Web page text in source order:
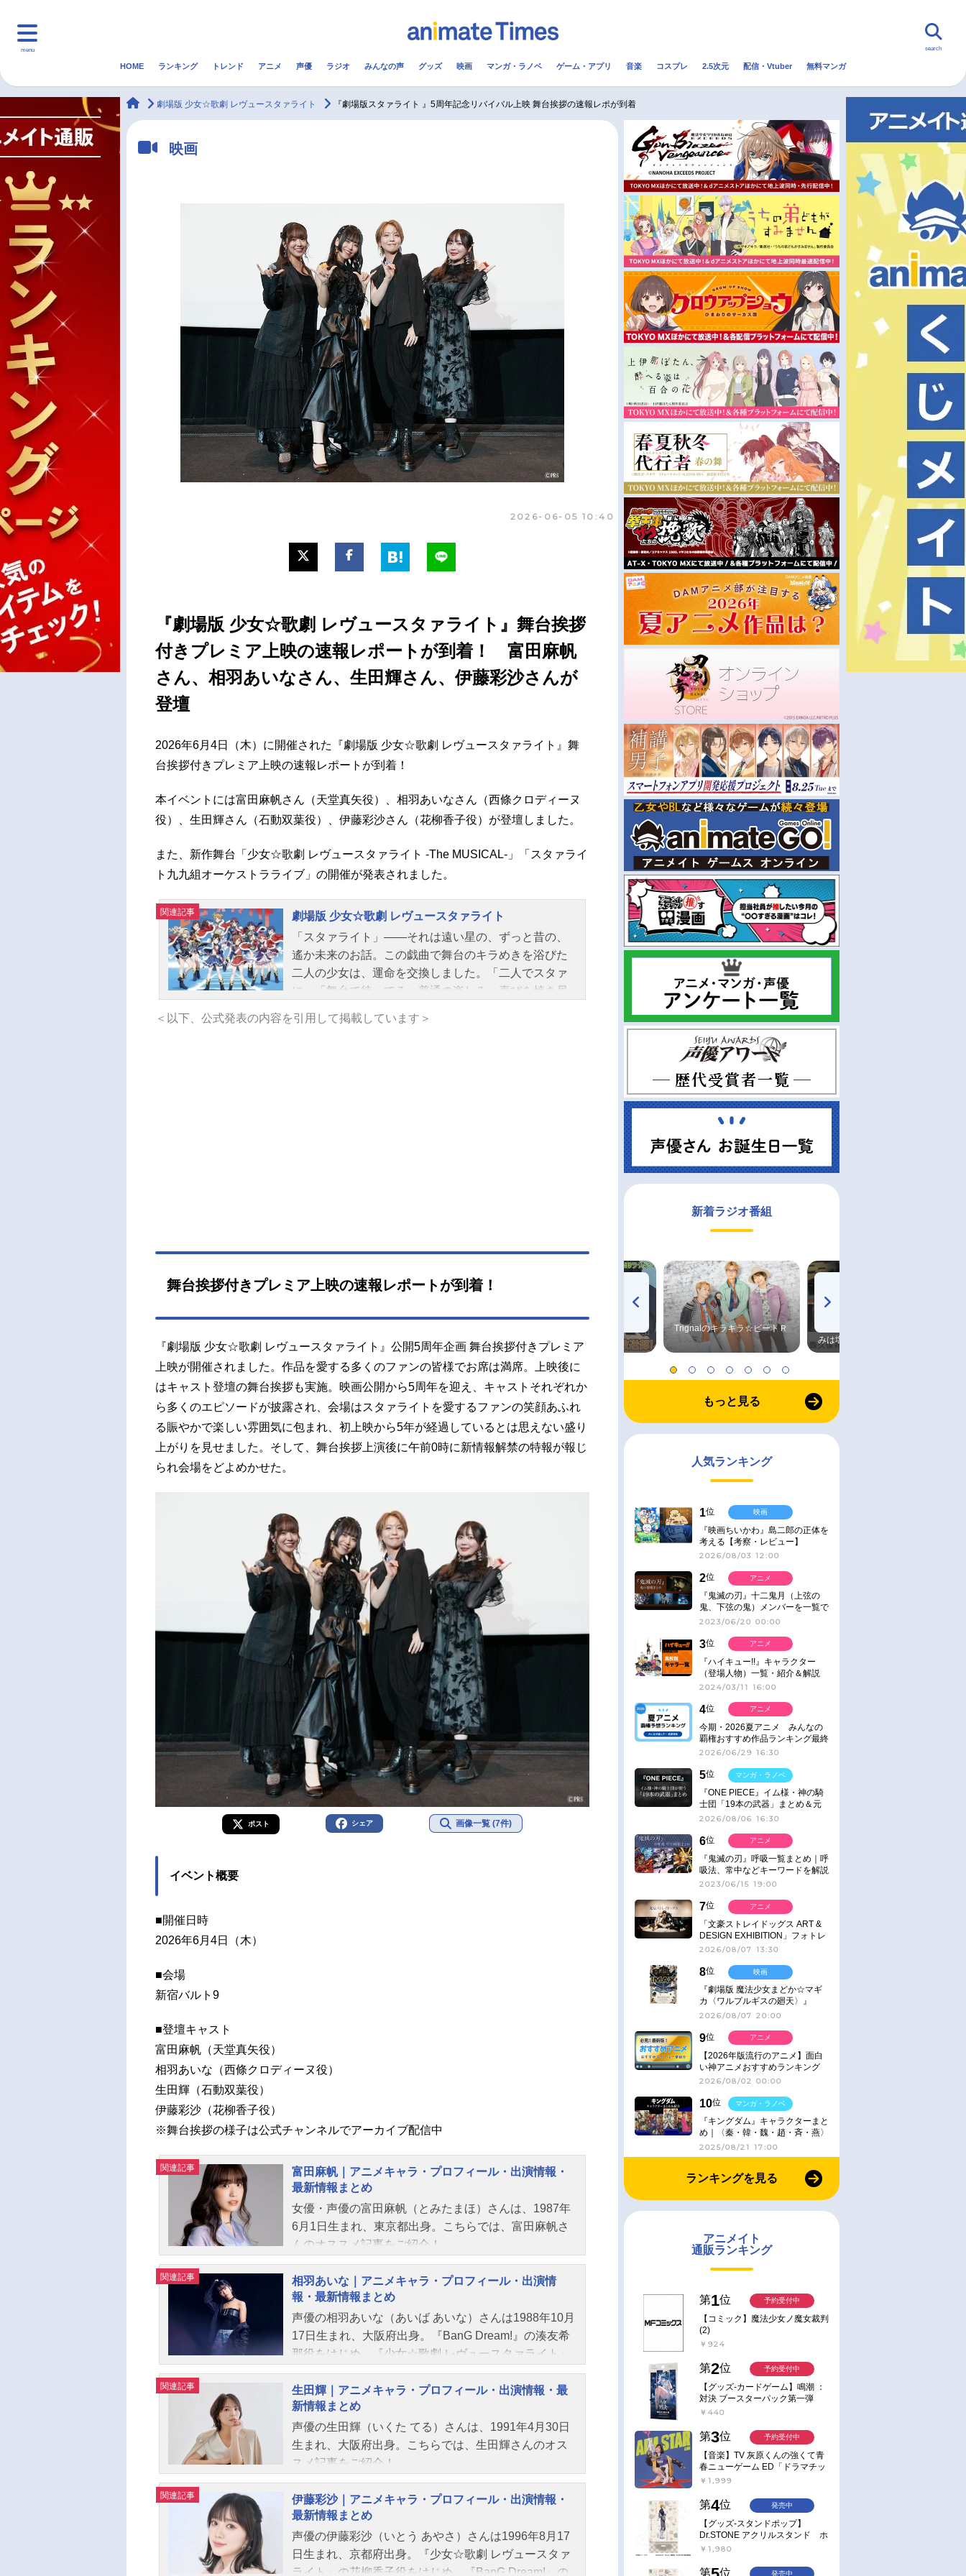
menu
マンガ・ラノベ ゲーム・アプリ 配信・Vtuber トレンド 無料マンガ
声優記事一覧 男性声優/女性声優一覧
今期アニメ曜日別一覧 秋アニメ
冬アニメ
FOLLOW US
search
HOME ランキング トレンド アニメ 声優 ラジオ みんなの声 グッズ 映画 マンガ・ラノベ ゲーム・アプリ 音楽 コスプレ 2.5次元 配信・Vtuber 無料マンガ
animateTimes
劇場版 少女☆歌劇 レヴュースタァライト 『劇場版スタァライト 』5周年記念リバイバル上映 舞台挨拶の速報レポが到着
映画
2026-06-05 10:40
『劇場版 少女☆歌劇 レヴュースタァライト』舞台挨拶
付きプレミア上映の速報レポートが到着！ 富田麻帆
さん、相羽あいなさん、生田輝さん、伊藤彩沙さんが
登壇
2026年6月4日（木）に開催された『劇場版 少女☆歌劇 レヴュースタァライト』舞
台挨拶付きプレミア上映の速報レポートが到着！
本イベントには富田麻帆さん（天堂真矢役）、相羽あいなさん（西條クロディーヌ
役）、生田輝さん（石動双葉役）、伊藤彩沙さん（花柳香子役）が登壇しました。
また、新作舞台「少女☆歌劇 レヴュースタァライト -The MUSICAL-」「スタァライ
ト九九組オーケストラライブ」の開催が発表されました。
関連記事
劇場版 少女☆歌劇 レヴュースタァライト
「スタァライト」――それは遠い星の、ずっと昔の、
遙か未来のお話。この戯曲で舞台のキラめきを浴びた
二人の少女は、運命を交換しました。「二人でスタァ
に」「舞台で待ってる」普通の楽しみ、喜びを焼き尽
炉に。――危険、ですねぇ。やがて二人は再会しま
神楽ひかり：三森すずこ天堂真矢：富田麻帆星見純
那：佐藤日向露崎まひる：岩田陽葵大場なな：小泉萌
香西條クロディーヌ：相羽あいな石動双...
＜以下、公式発表の内容を引用して掲載しています＞
舞台挨拶付きプレミア上映の速報レポートが到着！
『劇場版 少女☆歌劇 レヴュースタァライト』公開5周年企画 舞台挨拶付きプレミア
上映が開催されました。作品を愛する多くのファンの皆様でお席は満席。上映後に
はキャスト登壇の舞台挨拶も実施。映画公開から5周年を迎え、キャストそれぞれか
ら多くのエピソードが披露され、会場はスタァライトを愛するファンの笑顔あふれ
る賑やかで楽しい雰囲気に包まれ、初上映から5年が経過しているとは思えない盛り
上がりを見せました。そして、舞台挨拶上演後に午前0時に新情報解禁の特報が報じ
られ会場をどよめかせた。
ポスト シェア 画像一覧 (7件)
イベント概要
■開催日時
2026年6月4日（木）
■会場
新宿バルト9
■登壇キャスト
富田麻帆（天堂真矢役）
相羽あいな（西條クロディーヌ役）
生田輝（石動双葉役）
伊藤彩沙（花柳香子役）
※舞台挨拶の様子は公式チャンネルでアーカイブ配信中
関連記事
富田麻帆｜アニメキャラ・プロフィール・出演情報・
最新情報まとめ
女優・声優の富田麻帆（とみたまほ）さんは、1987年
6月1日生まれ、東京都出身。こちらでは、富田麻帆さ
んのオススメ記事をご紹介！
関連記事
相羽あいな｜アニメキャラ・プロフィール・出演情
報・最新情報まとめ
声優の相羽あいな（あいば あいな）さんは1988年10月
17日生まれ、大阪府出身。『BanG Dream!』の湊友希
那役をはじめ、『少女☆歌劇 レヴュースタァライト』
の西條クロディーヌ役など、人気作品のキャラクター
を演じています。こちらでは、相羽あいなさんのオス
スメ記事をご紹介！
関連記事
生田輝｜アニメキャラ・プロフィール・出演情報・最
新情報まとめ
声優の生田輝（いくた てる）さんは、1991年4月30日
生まれ、大阪府出身。こちらでは、生田輝さんのオス
スメ記事をご紹介！
関連記事
伊藤彩沙｜アニメキャラ・プロフィール・出演情報・
最新情報まとめ
声優の伊藤彩沙（いとう あやさ）さんは1996年8月17
日生まれ、京都府出身。『少女☆歌劇 レヴュースタァ
ライト』の花柳香子役をはじめ、『BanG Dream!』の
新着ラジオ番組
radio 大直会 2nd season
Trignalのキラキラ☆ビートＲ
みは塩だけ
もっと見る
人気ランキング
1位
『映画ちいかわ』島二郎の正体を
考える【考察・レビュー】
2026/08/03 12:00
映画
2位
『鬼滅の刃』十二鬼月（上弦の
鬼、下弦の鬼）メンバーを一覧で
紹介＆解説（登場鬼の情報まと
2023/06/20 00:00
アニメ
3位
『ハイキュー!!』キャラクター
（登場人物）一覧・紹介＆解説
2024/03/11 16:00
アニメ
4位
今期・2026夏アニメ みんなの
覇権おすすめ作品ランキング最終
結果発表！
2026/06/29 16:30
アニメ
5位
『ONE PIECE』イム様・神の騎
士団「19本の武器」まとめ＆元
ネタ
2026/08/06 16:30
マンガ・ラノベ
6位
『鬼滅の刃』呼吸一覧まとめ｜呼
吸法、常中などキーワードを解説
2023/06/15 19:00
アニメ
7位
「文豪ストレイドッグス ART &
DESIGN EXHIBITION」フォトレ
ポート
2026/08/07 13:30
アニメ
8位
『劇場版 魔法少女まどか☆マギ
カ〈ワルプルギスの廻天〉』
IMAX同時公開決定
2026/08/07 20:00
映画
9位
【2026年版流行のアニメ】面白
い神アニメおすすめランキング
【名作・話題作】｜ジャンル別人
2026/08/02 00:00
アニメ
10位
『キングダム』キャラクターまと
め｜〈秦・韓・魏・趙・斉・燕〉
2025/08/21 17:00
マンガ・ラノベ
ランキングを見る
アニメイト
通販ランキング
第1位
【コミック】魔法少女ノ魔女裁判
(2)
￥924
予約受付中
第2位
【グッズ-カードゲーム】鳴潮 ：
対決 ブースターパック第一弾
【ポイント2倍】
￥440
予約受付中
第3位
【音楽】TV 灰原くんの強くて青
春ニューゲーム ED「ドラマチッ
ク逃避行」収録シングル AIM
￥1,999
予約受付中
第4位
【グッズ-スタンドポップ】
Dr.STONE アクリルスタンド ホ
ワイマンといっしょver. スタン
￥1,980
発売中
第 位 発売中